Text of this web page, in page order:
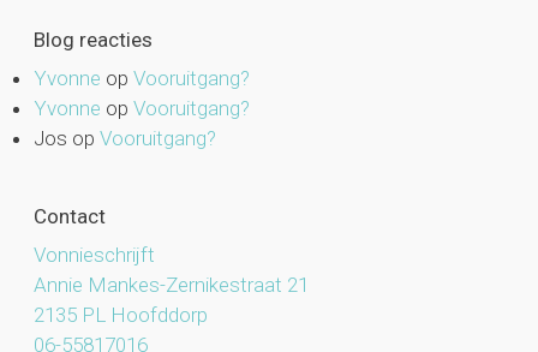
Blog reacties
Yvonne op Vooruitgang?
Yvonne op Vooruitgang?
Jos op Vooruitgang?
Contact
Vonnieschrijft
Annie Mankes-Zernikestraat 21
2135 PL Hoofddorp
06-55817016